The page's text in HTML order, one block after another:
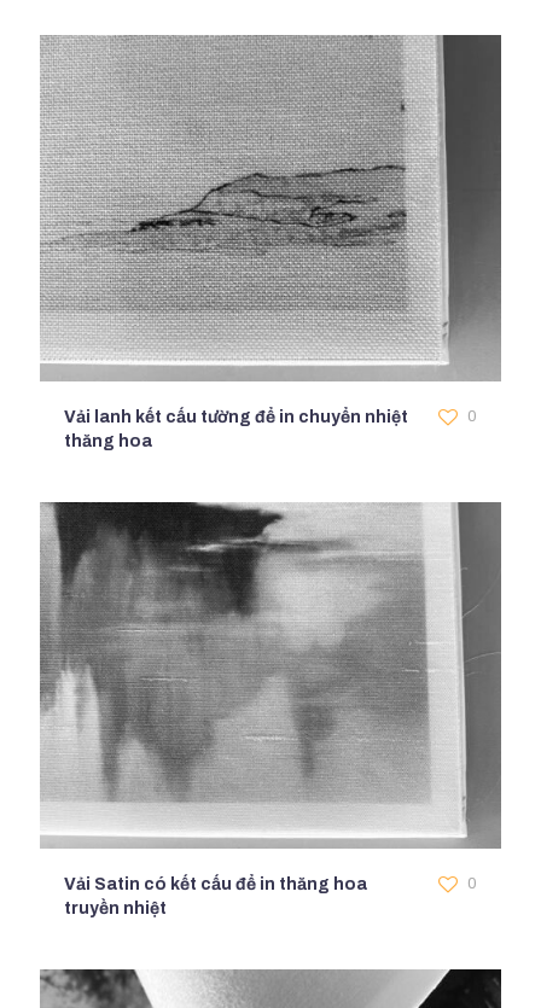
Vải lanh kết cấu tường để in chuyển nhiệt
thăng hoa
0
Vải Satin có kết cấu để in thăng hoa
truyền nhiệt
0